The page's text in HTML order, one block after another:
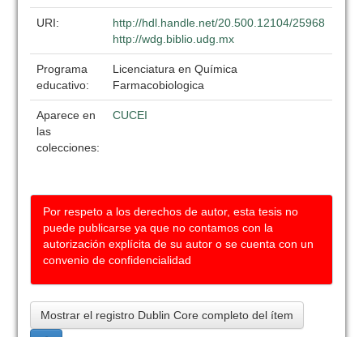
URI:
http://hdl.handle.net/20.500.12104/25968
http://wdg.biblio.udg.mx
Programa
educativo:
Licenciatura en Química
Farmacobiologica
Aparece en
las
colecciones:
CUCEI
Por respeto a los derechos de autor, esta tesis no
puede publicarse ya que no contamos con la
autorización explícita de su autor o se cuenta con un
convenio de confidencialidad
Mostrar el registro Dublin Core completo del ítem